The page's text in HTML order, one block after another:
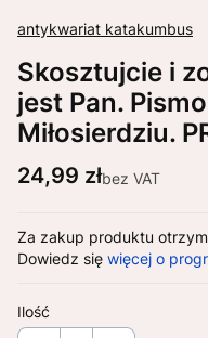
antykwariat katakumbus
Skosztujcie i
jest Pan.
Miłosierdziu.
Cena
24,99 złbez VAT
Za zakup produktu
Dowiedz się więcej o
Ilość